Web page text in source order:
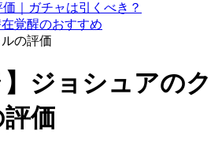
｜ガチャは引くべき？
覚醒のおすすめ
の評価
】ジョシュアのク
価